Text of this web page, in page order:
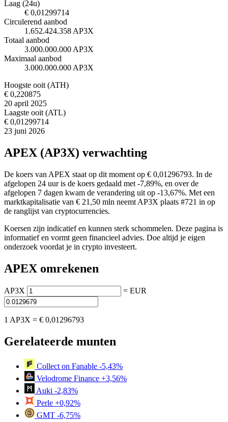
Laag (24u)
€ 0,01299714
Circulerend aanbod
1.652.424.358 AP3X
Totaal aanbod
3.000.000.000 AP3X
Maximaal aanbod
3.000.000.000 AP3X
Hoogste ooit (ATH)
€ 0,220875
20 april 2025
Laagste ooit (ATL)
€ 0,01299714
23 juni 2026
APEX (AP3X) verwachting
De koers van APEX staat op dit moment op € 0,01296793. In de
afgelopen 24 uur is de koers gedaald met -7,89%, en over de
afgelopen 7 dagen kwam de verandering uit op -13,67%. Met een
marktkapitalisatie van € 21,50 mln neemt AP3X plaats #721 in op
de ranglijst van cryptocurrencies.
Koersen zijn indicatief en kunnen sterk schommelen. Deze pagina is
informatief en vormt geen financieel advies. Doe altijd je eigen
onderzoek voordat je in crypto investeert.
APEX omrekenen
AP3X = EUR
1 AP3X = € 0,01296793
Gerelateerde munten
Collect on Fanable -5,43%
Velodrome Finance +3,56%
Auki -2,83%
Perle +0,92%
GMT -6,75%